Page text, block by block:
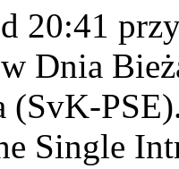
20:41
Dnia
(SvK-
Single